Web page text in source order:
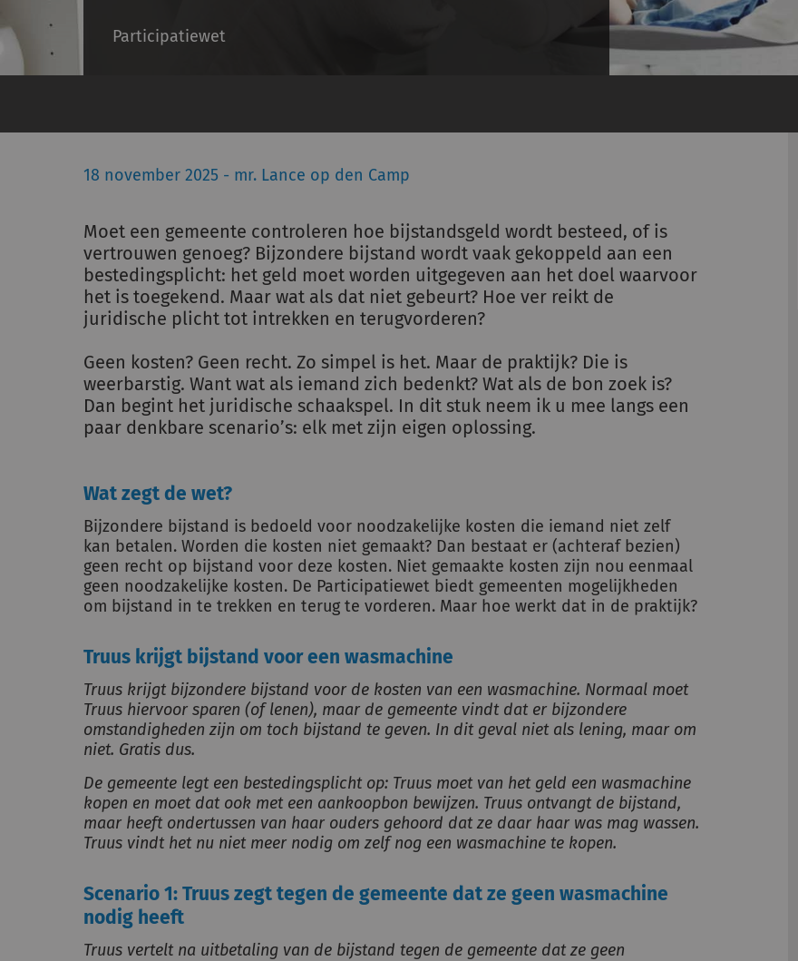
Participatiewet
18 november 2025 - mr. Lance op den Camp
Moet een gemeente controleren hoe bijstandsgeld wordt besteed, of is
vertrouwen genoeg? Bijzondere bijstand wordt vaak gekoppeld aan een
bestedingsplicht: het geld moet worden uitgegeven aan het doel waarvoor
het is toegekend. Maar wat als dat niet gebeurt? Hoe ver reikt de
juridische plicht tot intrekken en terugvorderen?
Geen kosten? Geen recht. Zo simpel is het. Maar de praktijk? Die is
weerbarstig. Want wat als iemand zich bedenkt? Wat als de bon zoek is?
Dan begint het juridische schaakspel. In dit stuk neem ik u mee langs een
paar denkbare scenario’s: elk met zijn eigen oplossing.
Wat zegt de wet?
Bijzondere bijstand is bedoeld voor noodzakelijke kosten die iemand niet zelf
kan betalen. Worden die kosten niet gemaakt? Dan bestaat er (achteraf bezien)
geen recht op bijstand voor deze kosten. Niet gemaakte kosten zijn nou eenmaal
geen noodzakelijke kosten. De Participatiewet biedt gemeenten mogelijkheden
om bijstand in te trekken en terug te vorderen. Maar hoe werkt dat in de praktijk?
Truus krijgt bijstand voor een wasmachine
Truus krijgt bijzondere bijstand voor de kosten van een wasmachine. Normaal moet
Truus hiervoor sparen (of lenen), maar de gemeente vindt dat er bijzondere
omstandigheden zijn om toch bijstand te geven. In dit geval niet als lening, maar om
niet. Gratis dus.
De gemeente legt een bestedingsplicht op: Truus moet van het geld een wasmachine
kopen en moet dat ook met een aankoopbon bewijzen. Truus ontvangt de bijstand,
maar heeft ondertussen van haar ouders gehoord dat ze daar haar was mag wassen.
Truus vindt het nu niet meer nodig om zelf nog een wasmachine te kopen.
Scenario 1: Truus zegt tegen de gemeente dat ze geen wasmachine
nodig heeft
Truus vertelt na uitbetaling van de bijstand tegen de gemeente dat ze geen